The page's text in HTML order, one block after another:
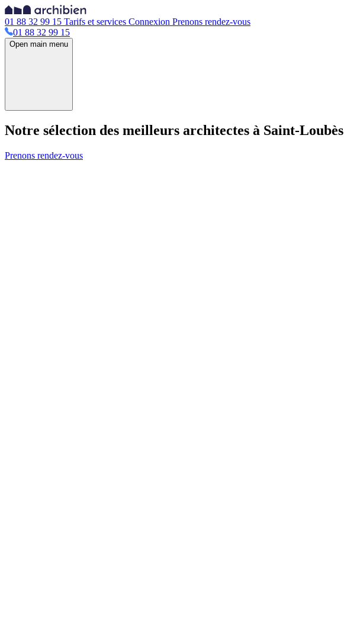
01 88 32 99 15 Tarifs et services Connexion Prenons rendez-vous
01 88 32 99 15
Open main menu
Notre sélection des meilleurs architectes à Saint-Loubès
Prenons rendez-vous